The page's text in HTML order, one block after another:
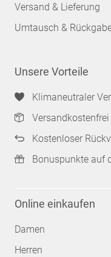
Versand & Lieferung
Umtausch &
Unsere Vorteile
Klimaneutraler
Kostenloser
Bonuspunkte auf
Online einkaufen
Damen
Herren